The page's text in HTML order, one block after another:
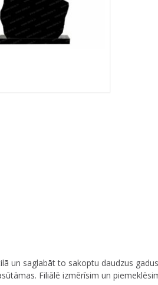
un saglabāt to sakoptu daudzus
Filiālē izmērīsim un